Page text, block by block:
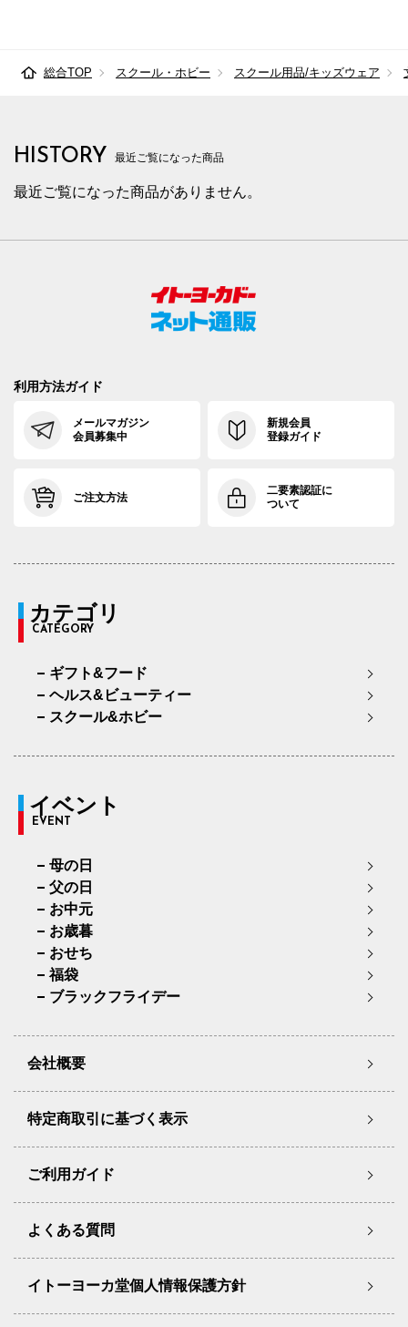
総合TOP スクール・ホビー スクール用品/キッズウェア
HISTORY 最近ご覧になった商品
最近ご覧になった商品がありません。
利用方法ガイド
メールマガジン
会員募集中
新規会員
登録ガイド
ご注文方法
二要素認証に
ついて
カテゴリ
CATEGORY
ギフト&フード
ヘルス&ビューティー
スクール&ホビー
イベント
EVENT
母の日
父の日
お中元
お歳暮
おせち
福袋
ブラックフライデー
会社概要
特定商取引に基づく表示
ご利用ガイド
よくある質問
イトーヨーカ堂個人情報保護方針